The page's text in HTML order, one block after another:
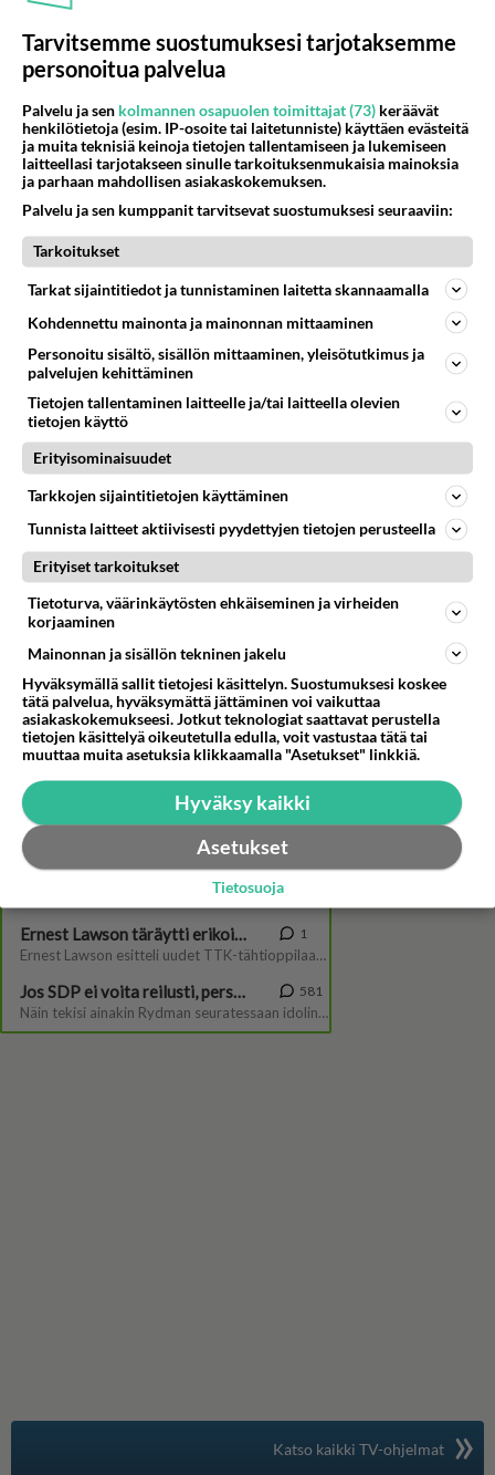
Avoin seksi ja kokaiini
kirittävät pornotähden uraa -
ja discomusa soi... Boogie
Nights tulee tv:stä
PARAS LEFFA IKINÄ
Salkkarit-Roope Puhakka: "Ei
se nyt täydellinen elokuva ole,
mutta ehdottomasti paras!"
Katso kaikki TV-ohjelmat »
Tarvitsemme suostumuksesi tarjotaksemme
personoitua palvelua
Palvelu ja sen kolmannen osapuolen toimittajat (73) keräävät
henkilötietoja (esim. IP-osoite tai laitetunniste) käyttäen evästeitä
ja muita teknisiä keinoja tietojen tallentamiseen ja lukemiseen
laitteellasi tarjotakseen sinulle tarkoituksenmukaisia mainoksia
ja parhaan mahdollisen asiakaskokemuksen.
Palvelu ja sen kumppanit tarvitsevat suostumuksesi seuraaviin:
Tarkoitukset
Tarkat sijaintitiedot ja tunnistaminen laitetta skannaamalla
Kohdennettu mainonta ja mainonnan mittaaminen
Personoitu sisältö, sisällön mittaaminen, yleisötutkimus ja
palvelujen kehittäminen
Tietojen tallentaminen laitteelle ja/tai laitteella olevien
tietojen käyttö
Erityisominaisuudet
Tarkkojen sijaintitietojen käyttäminen
Tunnista laitteet aktiivisesti pyydettyjen tietojen perusteella
Erityiset tarkoitukset
Tietoturva, väärinkäytösten ehkäiseminen ja virheiden
korjaaminen
Mainonnan ja sisällön tekninen jakelu
Hyväksymällä sallit tietojesi käsittelyn. Suostumuksesi koskee
tätä palvelua, hyväksymättä jättäminen voi vaikuttaa
asiakaskokemukseesi. Jotkut teknologiat saattavat perustella
tietojen käsittelyä oikeutetulla edulla, voit vastustaa tätä tai
muuttaa muita asetuksia klikkaamalla "Asetukset" linkkiä.
Hyväksy kaikki
Asetukset
Tietosuoja